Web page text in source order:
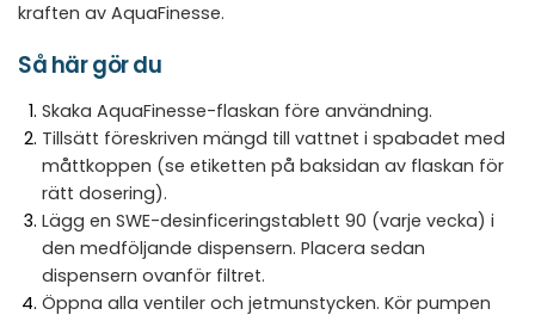
kraften av AquaFinesse.
Så här gör du
Skaka AquaFinesse-flaskan före användning.
Tillsätt föreskriven mängd till vattnet i spabadet med
måttkoppen (se etiketten på baksidan av flaskan för
rätt dosering).
Lägg en SWE-desinficeringstablett 90 (varje vecka) i
den medföljande dispensern. Placera sedan
dispensern ovanför filtret.
Öppna alla ventiler och jetmunstycken. Kör pumpen